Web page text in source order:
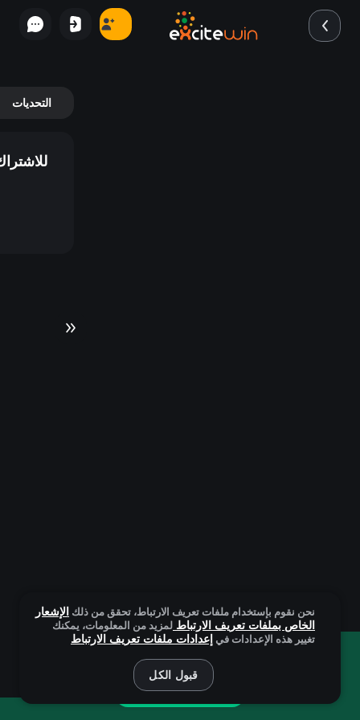
أكثر إثارة للاهتمام!
العَب بشكل فعلي
التحديات
نحن نقوم بإستخدام ملفات تعريف الارتباط، تحقق من ذلك الإشعار
الخاص بملفات تعريف الارتباط لمزيد من المعلومات، يمكنك
تغيير هذه الإعدادات في إعدادات ملفات تعريف الارتباط
قبول الكل